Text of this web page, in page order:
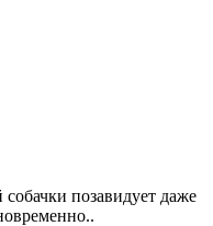
позавидует даже